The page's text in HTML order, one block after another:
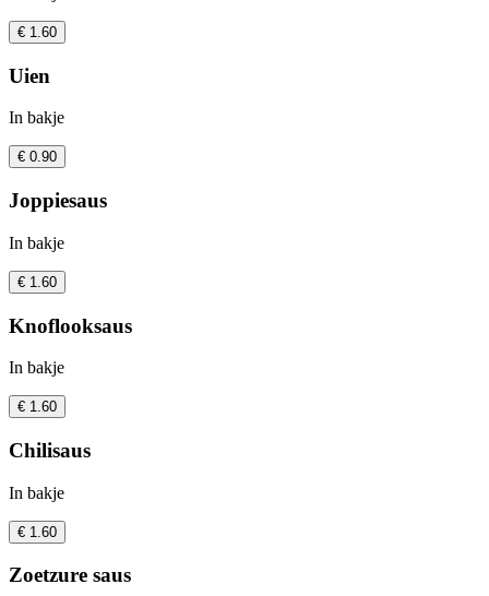
€ 1.60
Uien
In bakje
€ 0.90
Joppiesaus
In bakje
€ 1.60
Knoflooksaus
In bakje
€ 1.60
Chilisaus
In bakje
€ 1.60
Zoetzure saus